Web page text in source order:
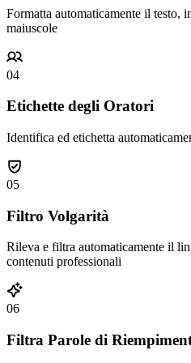
Formatta automaticamente il testo,
maiuscole
04
Etichette degli Oratori
Identifica ed etichetta
05
Filtro Volgarità
Rileva e filtra automaticamente il
contenuti professionali
06
Filtra Parole di